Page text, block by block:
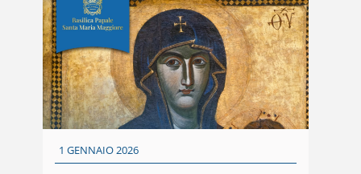
1 GENNAIO 2026